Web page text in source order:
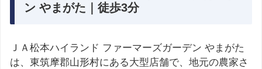
ン やまがた｜徒歩3分
ＪＡ松本ハイランド ファーマーズガーデン やまがた
は、東筑摩郡山形村にある大型店舗で、地元の農家さ